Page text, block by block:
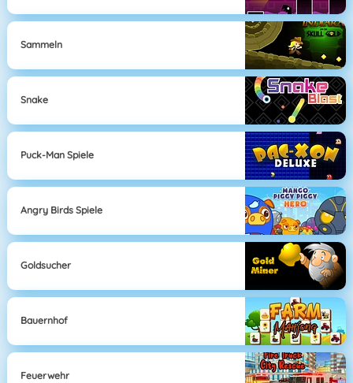
Sammeln
Snake
Puck-Man Spiele
Angry Birds Spiele
Goldsucher
Bauernhof
Feuerwehr